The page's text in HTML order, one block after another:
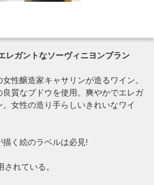
レガントなソーヴィニヨンブラン
性醸造家キャサリンが造るワイン。
質なブドウを使用。爽やかでエレガ
女性の造り手らしいきれいなワイ
く絵のラベルは必見!
れている。